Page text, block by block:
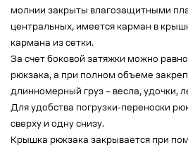
молнии закрыты влагозащитными
центральных, имеется карман в
кармана из сетки.
За счет боковой затяжки можно
рюкзака, а при полном объеме
длинномерный груз – весла, удочки,
Для удобства погрузки-переноски
сверху и одну снизу.
Крышка рюкзака закрывается при